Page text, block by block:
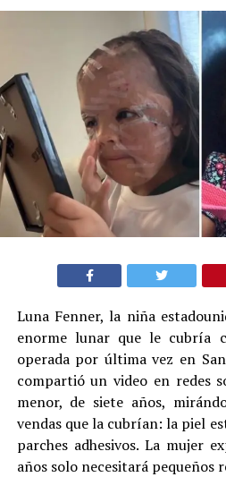
Luna Fenner, la niña
enorme lunar que le cubría
operada por última vez en
compartió un video en redes
menor, de siete años,
vendas que la cubrían: la piel
parches adhesivos. La mujer
años solo necesitará pequeños